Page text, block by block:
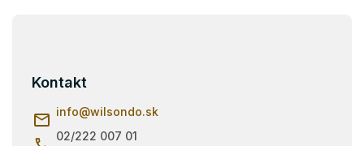
Kontakt
info@wilsondo.sk
02/222 007 01